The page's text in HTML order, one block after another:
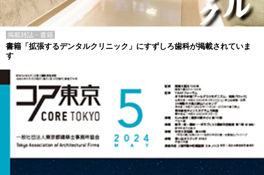
掲載雑誌・書籍
書籍「拡張するデンタルクリニック」にすずしろ歯科が掲載されていま
す